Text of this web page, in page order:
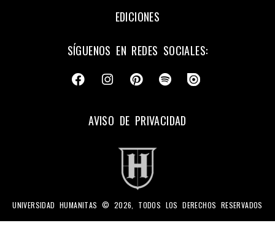
EDICIONES
SÍGUENOS EN REDES SOCIALES:
AVISO DE PRIVACIDAD
UNIVERSIDAD HUMANITAS © 2026, TODOS LOS DERECHOS RESERVADOS